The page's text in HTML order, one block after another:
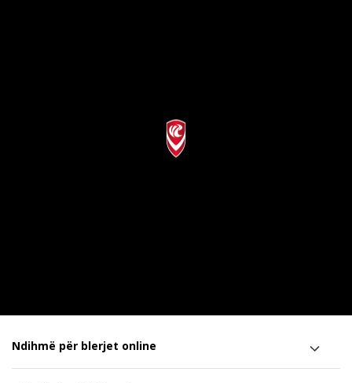
Ndihmë për blerjet online